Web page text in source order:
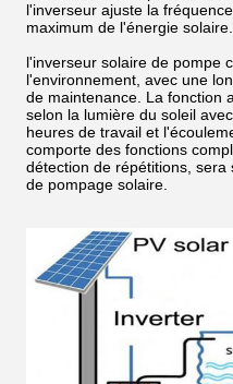
l'inverseur ajuste la
maximum de l'énergie solaire.
l'inverseur solaire de pompe
l'environnement, avec une
de maintenance. La fonction
selon la lumière du soleil
heures de travail et
comporte des fonctions
détection de répétitions,
de pompage solaire.